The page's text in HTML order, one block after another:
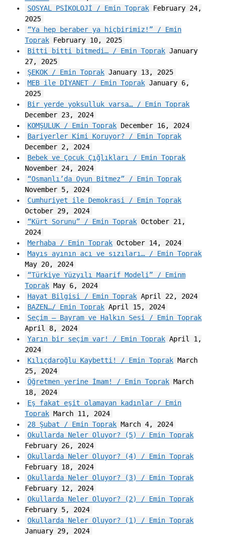
SOSYAL PSİKOLOJİ / Emin Toprak February 24,
2025
“Ya hep beraber ya hiçbirimiz!” / Emin
ToprakFebruary 10, 2025
Bitti bitti bitmedi… / Emin Toprak January
27, 2025
ŞEKOK / Emin Toprak January 13, 2025
MEB ile DİYANET / Emin Toprak January 6,
2025
Bir yerde yoksulluk varsa… / Emin Toprak
December 23, 2024
KOMŞULUK / Emin Toprak December 16, 2024
Bariyerler Kimi Koruyor? / Emin Toprak
December 2, 2024
Bebek ve Çocuk Çığlıkları / Emin Toprak
November 24, 2024
“Osmanlı’da Oyun Bitmez” / Emin Toprak
November 5, 2024
Cumhuriyet ile Demokrasi / Emin Toprak
October 29, 2024
“Kürt Sorunu” / Emin Toprak October 21,
2024
Merhaba / Emin Toprak October 14, 2024
Mayıs ayının acı ve sızıları… / Emin Toprak
May 20, 2024
“Türkiye Yüzyılı Maarif Modeli” / Eminm
ToprakMay 6, 2024
Hayat Bilgisi / Emin Toprak April 22, 2024
BAZEN…/ Emin Toprak April 15, 2024
Seçim – Bayram ve Halkın Sesi / Emin Toprak
April 8, 2024
Yarın bir seçim var! / Emin Toprak April 1,
2024
Kılıçdaroğlu Kaybetti! / Emin Toprak March
25, 2024
Öğretmen yerine İmam! / Emin Toprak March
18, 2024
Eş fakat eşit olamayan kadınlar / Emin
ToprakMarch 11, 2024
28 Şubat / Emin Toprak March 4, 2024
Okullarda Neler Oluyor? (5) / Emin Toprak
February 26, 2024
Okullarda Neler Oluyor? (4) / Emin Toprak
February 18, 2024
Okullarda Neler Oluyor? (3) / Emin Toprak
February 12, 2024
Okullarda Neler Oluyor? (2) / Emin Toprak
February 5, 2024
Okullarda Neler Oluyor? (1) / Emin Toprak
January 29, 2024